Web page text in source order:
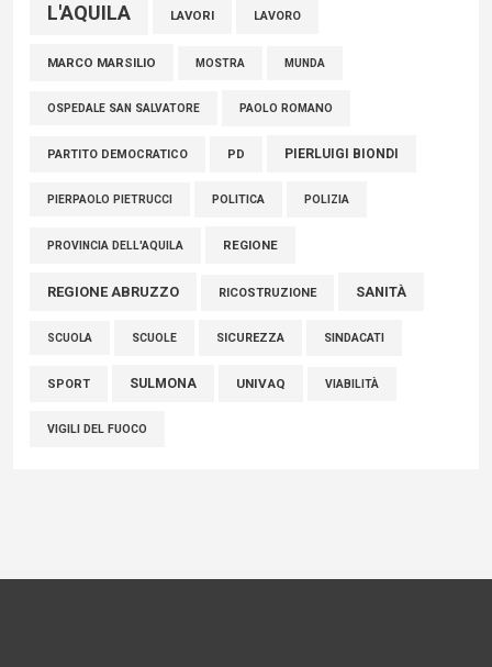
L'AQUILA LAVORI LAVORO
MARCO MARSILIO MOSTRA MUNDA
OSPEDALE SAN SALVATORE PAOLO ROMANO
PARTITO DEMOCRATICO PD PIERLUIGI BIONDI
PIERPAOLO PIETRUCCI POLITICA POLIZIA
PROVINCIA DELL'AQUILA REGIONE
REGIONE ABRUZZO RICOSTRUZIONE SANITÀ
SCUOLA SCUOLE SICUREZZA SINDACATI
SPORT SULMONA UNIVAQ VIABILITÀ
VIGILI DEL FUOCO